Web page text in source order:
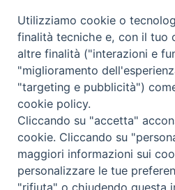
Scrivici
Copyright © 2019 -
Trentina Editrice
Privacy Policy
Utilizziamo cookie o
finalità tecniche e, con il tuo
altre finalità ("interazioni e
"miglioramento
"targeting e pubblicità")
cookie policy.
Cliccando su "accetta"
cookie. Cliccando su
maggiori informazioni sui
personalizzare le tue